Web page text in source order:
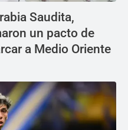
Saudita,
un pacto de
a Medio Oriente